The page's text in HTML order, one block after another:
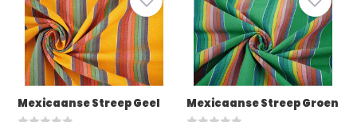
Mexicaanse Streep Geel Mexicaanse Streep Groen